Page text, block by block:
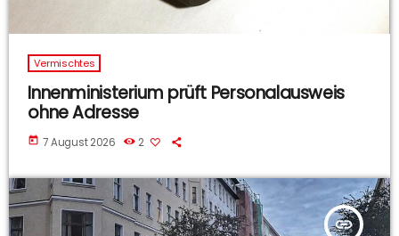
Vermischtes
Innenministerium prüft Personalausweis
ohne Adresse
today 7 August 2026 2
insert_link